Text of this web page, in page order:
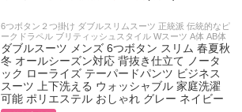
6つボタン２つ掛け ダブルスリムスーツ 正統派 伝統的なピ
ークドラペル ブリティッシュスタイル Wスーツ A体 AB体
ダブルスーツ メンズ 6つボタン スリム 春夏秋
冬 オールシーズン対応 背抜き仕立て ノータ
ック ローライズ テーパードパンツ ビジネス
スーツ 上下洗える ウォッシャブル 家庭洗濯
可能 ポリエステル おしゃれ グレー ネイビー